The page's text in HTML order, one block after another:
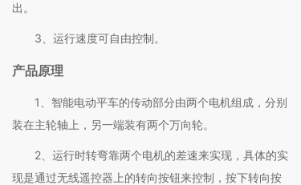
出。
3、运行速度可自由控制。
产品原理
1、智能电动平车的传动部分由两个电机组成，分别
装在主轮轴上，另一端装有两个万向轮。
2、运行时转弯靠两个电机的差速来实现，具体的实
现是通过无线遥控器上的转向按钮来控制，按下转向按